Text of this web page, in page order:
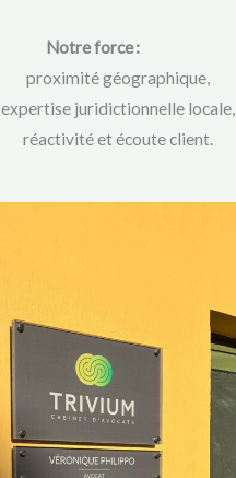
Notre force :
proximité géographique,
expertise juridictionnelle locale,
réactivité et écoute client.